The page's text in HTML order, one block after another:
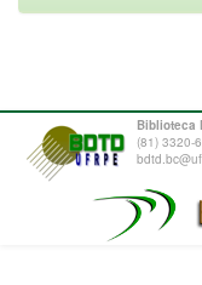
Biblioteca
(81) 3320-